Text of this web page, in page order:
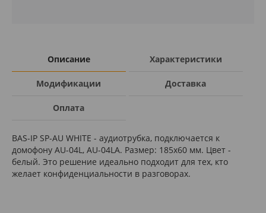
Описание Характеристики
Модификации Доставка
Оплата
BAS-IP SP-AU WHITE - аудиотрубка, подключается к
домофону AU-04L, AU-04LA. Размер: 185х60 мм. Цвет -
белый. Это решение идеально подходит для тех, кто
желает конфиденциальности в разговорах.